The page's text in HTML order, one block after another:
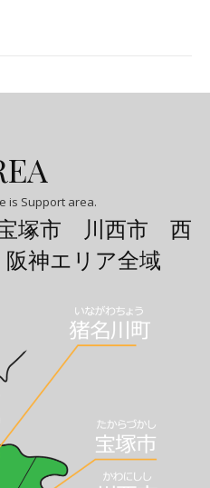
is Support area.
塚市 川西市 西
神エリア全域